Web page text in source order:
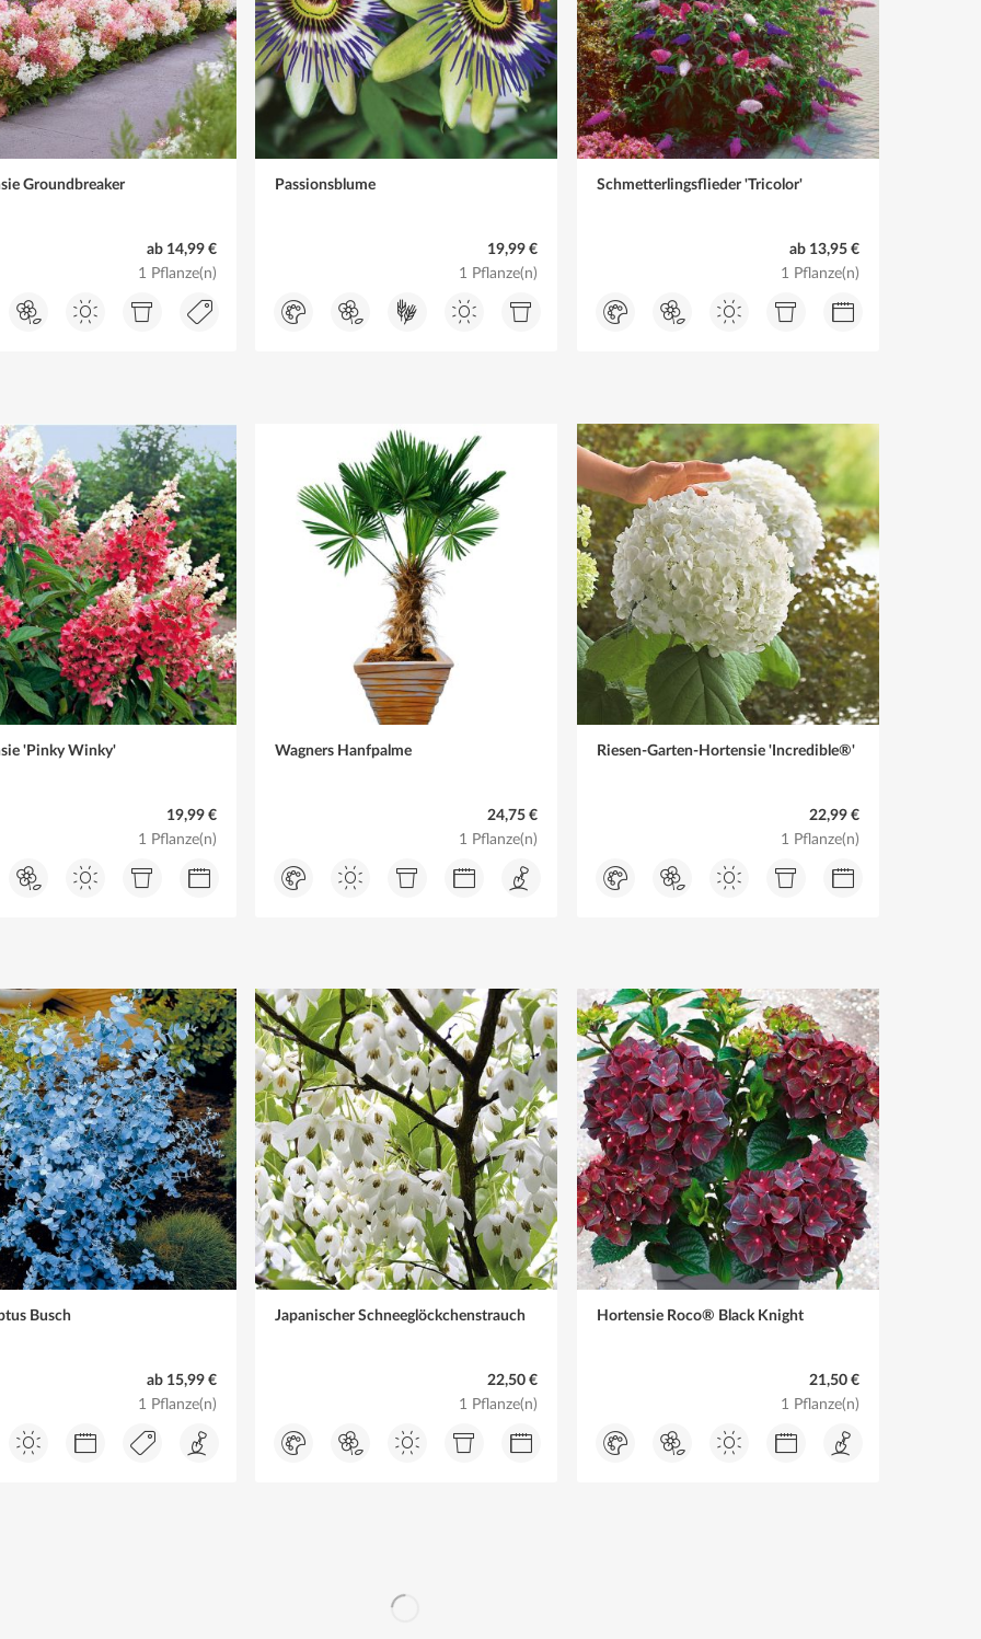
Groundbreaker
ab 14,99 €
1 Pflanze(n)
Passionsblume
19,99 €
1 Pflanze(n)
Schmetterlingsflieder 'Tricolor'
ab 13,95 €
1 Pflanze(n)
'Pinky Winky'
19,99 €
1 Pflanze(n)
Wagners Hanfpalme
24,75 €
1 Pflanze(n)
Riesen-Garten-Hortensie 'Incredible®'
22,99 €
1 Pflanze(n)
Busch
ab 15,99 €
1 Pflanze(n)
Japanischer Schneeglöckchenstrauch
22,50 €
1 Pflanze(n)
Hortensie Roco® Black Knight
21,50 €
1 Pflanze(n)